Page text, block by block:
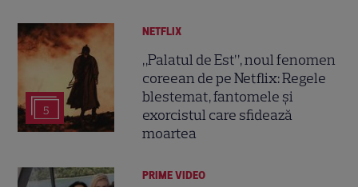
5
NETFLIX
„Palatul de Est”, noul fenomen
coreean de pe Netflix: Regele
blestemat, fantomele și
exorcistul care sfidează
moartea
PRIME VIDEO